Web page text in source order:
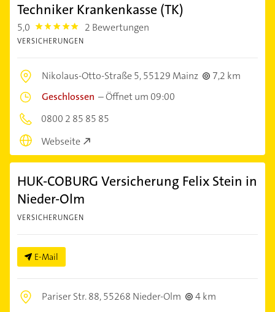
Techniker Krankenkasse (TK)
5,0 5.0 2 Bewertungen
VERSICHERUNGEN
Nikolaus-Otto-Straße 5,55129 Mainz
7,2 km
Geschlossen –Öffnet um 09:00
0800 2 85 85 85
Webseite
HUK-COBURG Versicherung Felix Stein in
Nieder-Olm
VERSICHERUNGEN
E-Mail
Pariser Str. 88,55268 Nieder-Olm
4 km